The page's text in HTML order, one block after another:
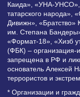
Каида», «УНА-УНСО»,
татарского народа»,
Дивижн», «Братство»
им. Степана
«Формат-18», «Хизб
(ФБК) – организация-
запрещена в РФ и
основатель Алексей
террористов и
* Организации и